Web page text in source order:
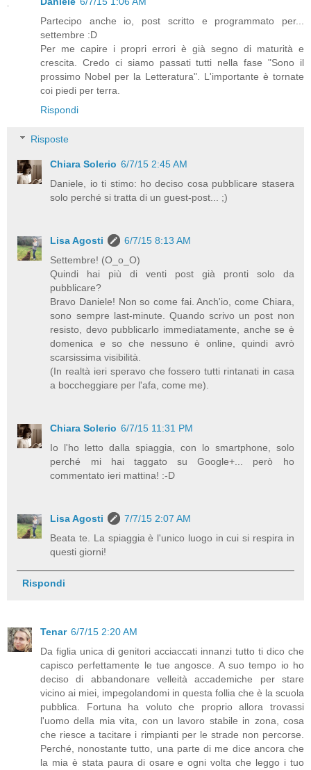
Partecipo anche io, post scritto e programmato per...
settembre :D
Per me capire i propri errori è già segno di maturità e
crescita. Credo ci siamo passati tutti nella fase "Sono il
prossimo Nobel per la Letteratura". L'importante è tornate
coi piedi per terra.
Rispondi
Risposte
Chiara Solerio 6/7/15 2:45 AM
Daniele, io ti stimo: ho deciso cosa pubblicare stasera
solo perché si tratta di un guest-post... ;)
Lisa Agosti
6/7/15 8:13 AM
Settembre! (O_o_O)
Quindi hai più di venti post già pronti solo da
pubblicare?
Bravo Daniele! Non so come fai. Anch'io, come Chiara,
sono sempre last-minute. Quando scrivo un post non
resisto, devo pubblicarlo immediatamente, anche se è
domenica e so che nessuno è online, quindi avrò
scarsissima visibilità.
(In realtà ieri speravo che fossero tutti rintanati in casa
a boccheggiare per l'afa, come me).
Chiara Solerio 6/7/15 11:31 PM
Io l'ho letto dalla spiaggia, con lo smartphone, solo
perché mi hai taggato su Google+... però ho
commentato ieri mattina! :-D
Lisa Agosti
7/7/15 2:07 AM
Beata te. La spiaggia è l'unico luogo in cui si respira in
questi giorni!
Rispondi
Tenar 6/7/15 2:20 AM
Da figlia unica di genitori acciaccati innanzi tutto ti dico che
capisco perfettamente le tue angosce. A suo tempo io ho
deciso di abbandonare velleità accademiche per stare
vicino ai miei, impegolandomi in questa follia che è la scuola
pubblica. Fortuna ha voluto che proprio allora trovassi
l'uomo della mia vita, con un lavoro stabile in zona, cosa
che riesce a tacitare i rimpianti per le strade non percorse.
Perché, nonostante tutto, una parte di me dice ancora che
la mia è stata paura di osare e ogni volta che leggo i tuo